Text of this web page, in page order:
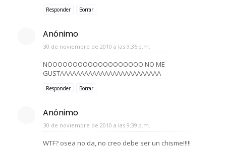
Responder Borrar
Anónimo
30 de noviembre de 2010 a las 9:36 p.m.
NOOOOOOOOOOOOOOOOOOO NO ME
GUSTAAAAAAAAAAAAAAAAAAAAAAAAA
Responder Borrar
Anónimo
30 de noviembre de 2010 a las 9:39 p.m.
WTF? osea no da, no creo debe ser un chisme!!!!!